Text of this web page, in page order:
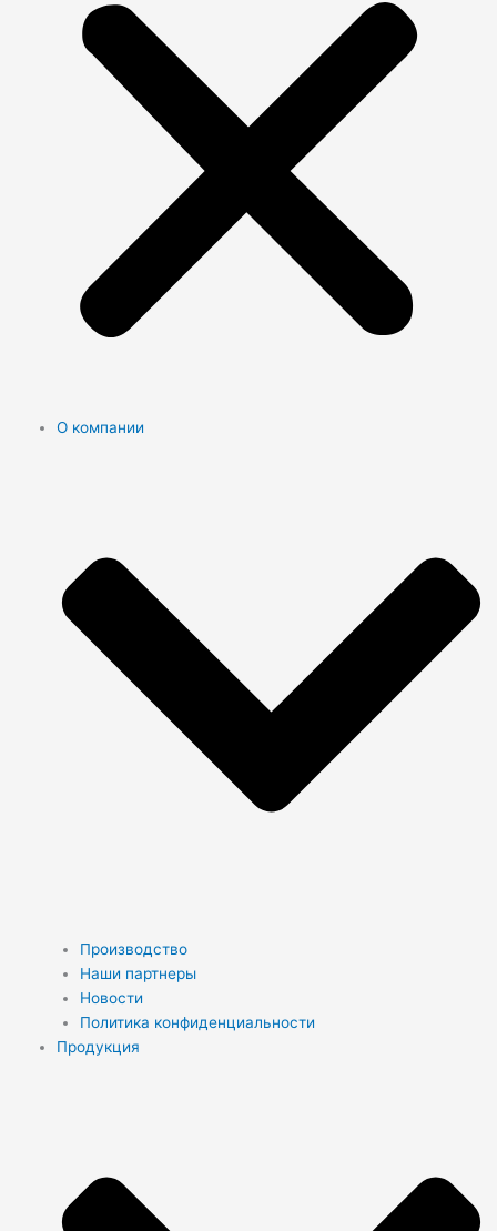
О компании
Производство
Наши партнеры
Новости
Политика конфиденциальности
Продукция